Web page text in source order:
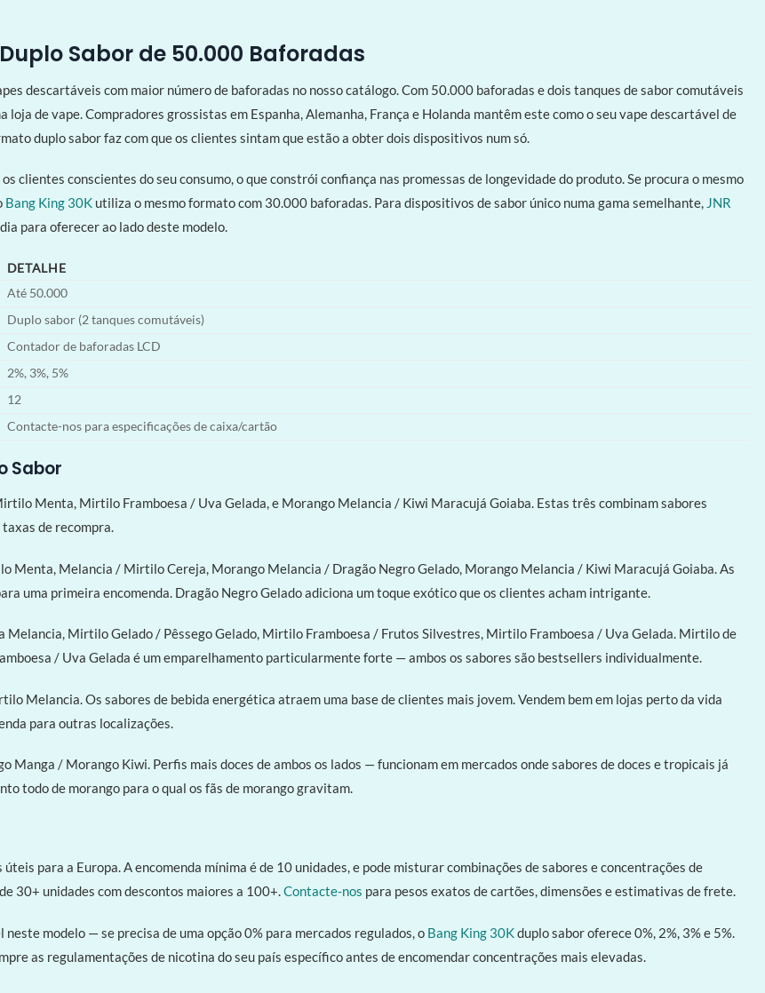
Sabor de 50.000 Baforadas
descartáveis com maior número de baforadas no nosso catálogo. Com 50.000 baforadas e dois tanques de sabor comutáveis
de vape. Compradores grossistas em Espanha, Alemanha, França e Holanda mantêm este como o seu vape descartável de
duplo sabor faz com que os clientes sintam que estão a obter dois dispositivos num só.
clientes conscientes do seu consumo, o que constrói confiança nas promessas de longevidade do produto. Se procura o mesmo
Bang King 30K utiliza o mesmo formato com 30.000 baforadas. Para dispositivos de sabor único numa gama semelhante, JNR
para oferecer ao lado deste modelo.
DETALHE
Até 50.000
Duplo sabor (2 tanques comutáveis)
Contador de baforadas LCD
2%, 3%, 5%
12
Contacte-nos para especificações de caixa/cartão
Sabor
Menta, Mirtilo Framboesa / Uva Gelada, e Morango Melancia / Kiwi Maracujá Goiaba. Estas três combinam sabores
de recompra.
Menta, Melancia / Mirtilo Cereja, Morango Melancia / Dragão Negro Gelado, Morango Melancia / Kiwi Maracujá Goiaba. As
uma primeira encomenda. Dragão Negro Gelado adiciona um toque exótico que os clientes acham intrigante.
Mirtilo Gelado / Pêssego Gelado, Mirtilo Framboesa / Frutos Silvestres, Mirtilo Framboesa / Uva Gelada. Mirtilo de
/ Uva Gelada é um emparelhamento particularmente forte — ambos os sabores são bestsellers individualmente.
Melancia. Os sabores de bebida energética atraem uma base de clientes mais jovem. Vendem bem em lojas perto da vida
para outras localizações.
/ Morango Kiwi. Perfis mais doces de ambos os lados — funcionam em mercados onde sabores de doces e tropicais já
todo de morango para o qual os fãs de morango gravitam.
para a Europa. A encomenda mínima é de 10 unidades, e pode misturar combinações de sabores e concentrações de
30+ unidades com descontos maiores a 100+.Contacte-nos para pesos exatos de cartões, dimensões e estimativas de frete.
modelo — se precisa de uma opção 0% para mercados regulados, o Bang King 30Kduplo sabor oferece 0%, 2%, 3% e 5%.
as regulamentações de nicotina do seu país específico antes de encomendar concentrações mais elevadas.